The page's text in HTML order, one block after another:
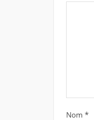
Nom *